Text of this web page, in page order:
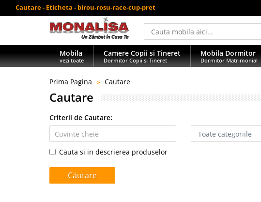
Cautare - Eticheta - birou-rosu-race-cup-pret
Mobila
vezi toate
Camere Copii si Tineret
Dormitor Copii si Tineret
Mobila Dormitor
Dormitor Matrimonial
Prima Pagina Cautare
Cautare
Criterii de Cautare:
Cauta si in descrierea produselor